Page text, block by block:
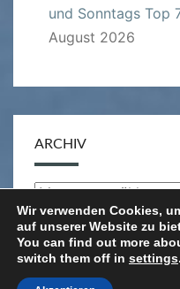
und Sonntags Top
August 2026
ARCHIV
Archiv
© 2026|Stolz
Wir verwenden Cookies,
auf unserer Website zu
You can find out more
switch them off in settings.